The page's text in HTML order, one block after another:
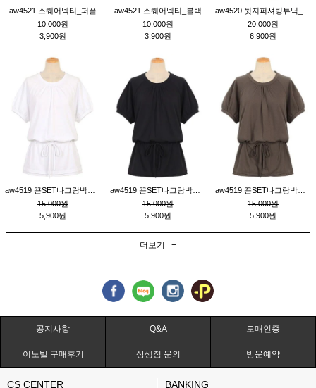
aw4521 스퀘어넥티_퍼플
10,000원
3,900원
aw4521 스퀘어넥티_블랙
10,000원
3,900원
20,000원
6,900원
15,000원
5,900원
15,000원
5,900원
15,000원
5,900원
더보기 +
공지사항 Q&A 도매인증
이노빌 구매후기 상생점 문의 방문예약
CS CENTER BANKING